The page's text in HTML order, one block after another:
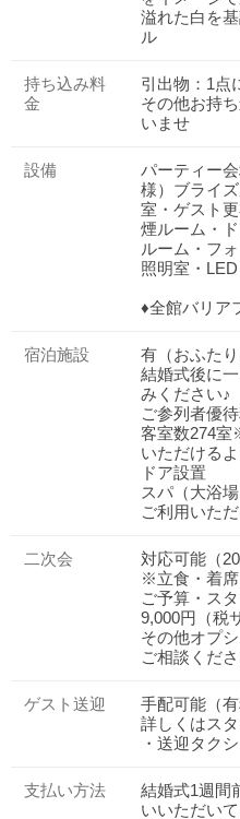
おトクな特典つきフェ
来館：2名4万円贅沢食
溢れた白を
ル
持ち込み料
金
引出物：1点
その他お持
いませ
設備
パーティー
様）ブライ
室・ゲスト
煙ルーム・
ルーム・フ
照明室・
♦全館バリア
宿泊施設
有（おふた
結婚式後に
みください♪
ご参列者優
客室数274室
いただける
ドア設置
スパ（大浴
ご利用いた
二次会
対応可能（
※立食・着席
ご予算・ス
9,000円（税
その他オプ
ご相談くださ
ゲスト送迎
手配可能（有
詳しくはス
・送迎タク
支払い方法
結婚式1週間
いいただいて